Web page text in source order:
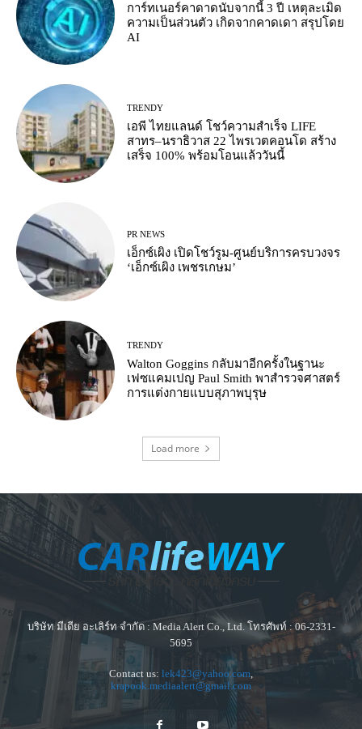
การ์ทเนอร์คาดาดนับจากนี้ 3 ปี เหตุละเมิด
ความเป็นส่วนตัว เกิดจากคาดเดา สรุปโดย
AI
TRENDY
เอพี ไทยแลนด์ โชว์ความสำเร็จ LIFE
สาทร–นราธิวาส 22 ไพรเวตคอนโด สร้าง
เสร็จ 100% พร้อมโอนแล้ววันนี้
PR NEWS
เอ็กซ์เผิง เปิดโชว์รูม-ศูนย์บริการครบวงจร
‘เอ็กซ์เผิง เพชรเกษม’
TRENDY
Walton Goggins กลับมาอีกครั้งในฐานะ
เฟซแคมเปญ Paul Smith พาสำรวจศาสตร์
การแต่งกายแบบสุภาพบุรุษ
Load more
บริษัท มีเดีย อะเลิร์ท จำกัด : Media Alert Co., Ltd. โทรศัพท์ : 06-2331-
5695
Contact us: lek423@yahoo.com
krapook.mediaalert@gmail.com